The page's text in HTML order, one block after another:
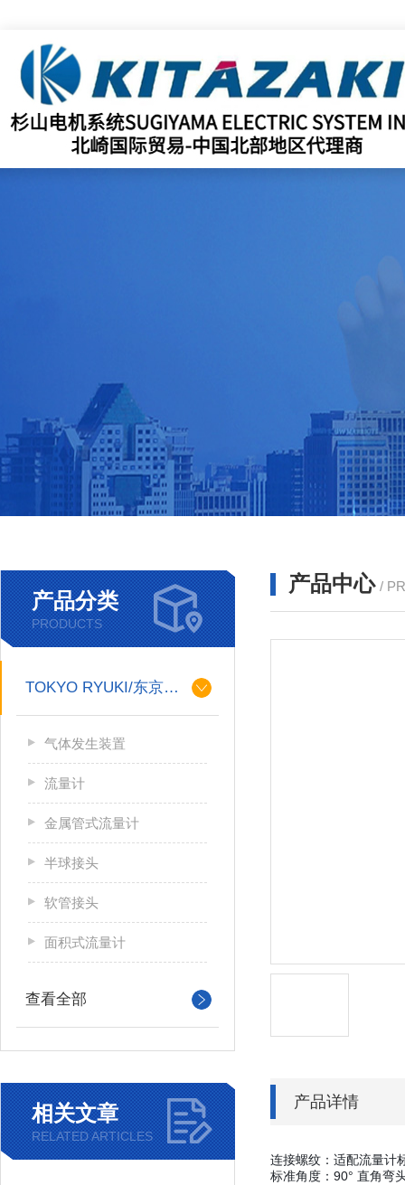
产品分类
PRODUCTS
TOKYO RYUKI/东京流机
气体发生装置
流量计
金属管式流量计
半球接头
软管接头
面积式流量计
查看全部
相关文章
RELATED ARTICLES
产品中心 /
产品详情
连接螺纹 ：适配流量
标准角度 ：90° 直角弯